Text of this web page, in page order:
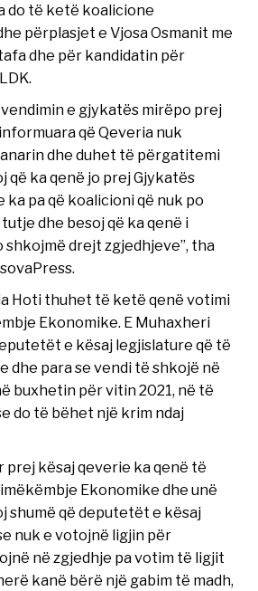
do të ketë koalicione
përplasjet e Vjosa Osmanit me
dhe për kandidatin për
e gjykatës mirëpo prej
që Qeveria nuk
dhe duhet të përgatitemi
që ka qenë jo prej Gjykatës
ka pa që koalicioni që nuk po
dhe besoj që ka qenë i
shkojmë drejt zgjedhjeve”, tha
Hoti thuhet të ketë qenë votimi
Ekonomike. E Muhaxheri
e kësaj legjislature që të
dhe para se vendi të shkojë në
buxhetin për vitin 2021, në të
do të bëhet një krim ndaj
prej kësaj qeverie ka qenë të
Ekonomike dhe unë
shumë që deputetët e kësaj
nuk e votojnë ligjin për
në zgjedhje pa votim të ligjit
kanë bërë një gabim të madh,